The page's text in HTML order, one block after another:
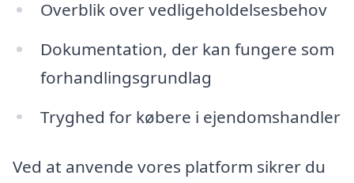
Overblik over vedligeholdelsesbehov
Dokumentation, der kan fungere som
forhandlingsgrundlag
Tryghed for købere i ejendomshandler
Ved at anvende vores platform sikrer du